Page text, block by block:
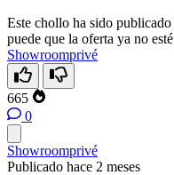
Este chollo ha sido publicado
puede que la oferta ya no
Showroomprivé
665
0
Showroomprivé
Publicado hace 2 meses